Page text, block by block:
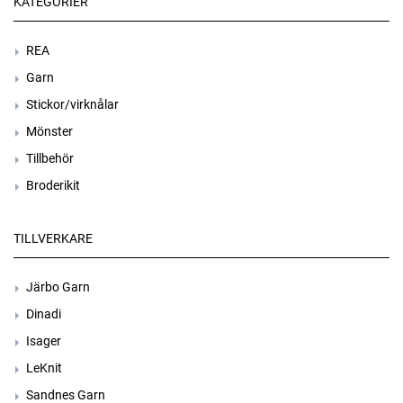
REA
Garn
Stickor/virknålar
Mönster
Tillbehör
Broderikit
TILLVERKARE
Järbo Garn
Dinadi
Isager
LeKnit
Sandnes Garn